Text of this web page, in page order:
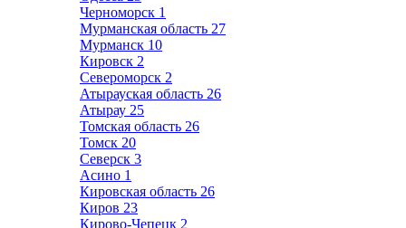
Черноморск 1
Мурманская область 27
Мурманск 10
Кировск 2
Североморск 2
Атырауская область 26
Атырау 25
Томская область 26
Томск 20
Северск 3
Асино 1
Кировская область 26
Киров 23
Кирово-Чепецк 2